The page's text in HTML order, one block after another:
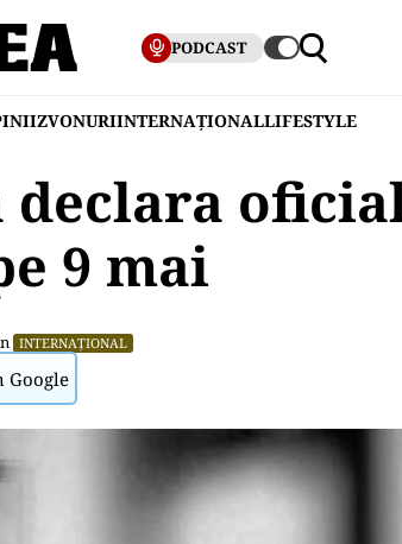
PODCAST
ZVONURIINTERNAȚIONALLIFESTYLE
9 mai
INTERNAȚIONAL
Google